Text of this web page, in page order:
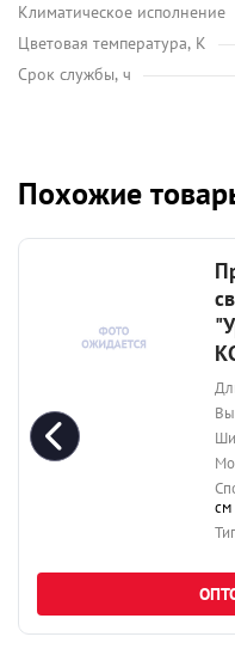
Климатическое исполнение
Цветовая температура, K
Срок службы, ч
Похожие
см